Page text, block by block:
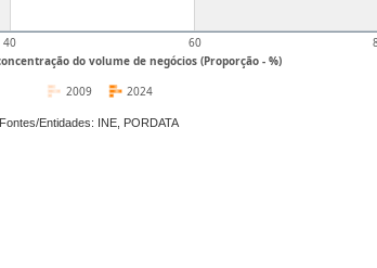
do volume de negócios (Proporção - %)
40 60
2024
2009
Fontes/Entidades: INE, PORDATA